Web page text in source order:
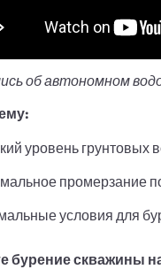
об автономном
уровень грунтовых
промерзание
условия для
бурение скважины